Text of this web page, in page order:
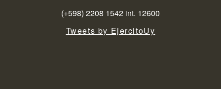
(+598) 2208 1542 int. 12600
Tweets by EjercitoUy